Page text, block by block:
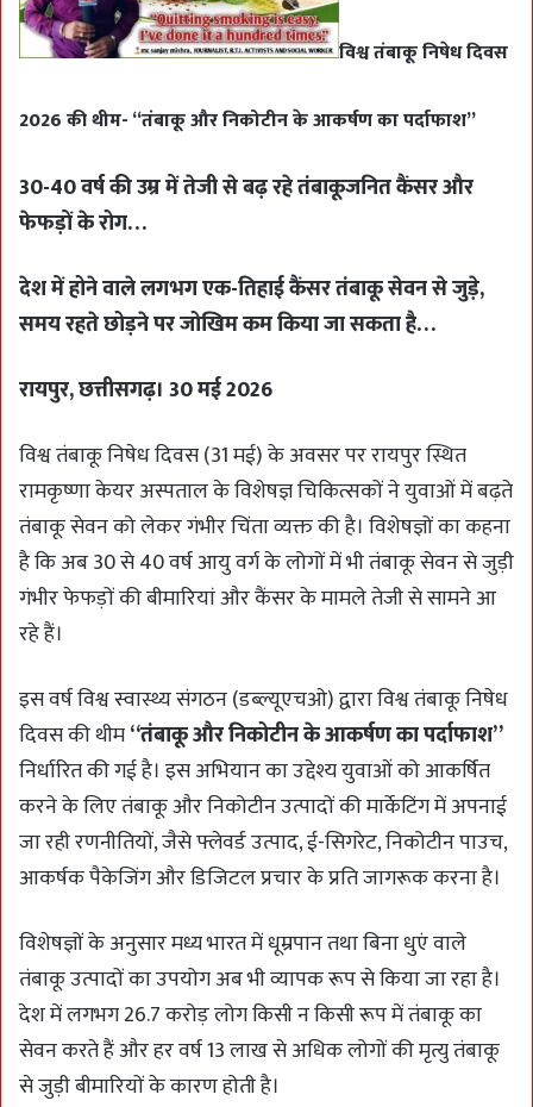
विश्व तंबाकू निषेध दिवस
2026 की थीम- “तंबाकू और निकोटीन के आकर्षण का पर्दाफाश”
30-40 वर्ष की उम्र में तेजी से बढ़ रहे तंबाकूजनित कैंसर और
फेफड़ों के रोग…
देश में होने वाले लगभग एक-तिहाई कैंसर तंबाकू सेवन से जुड़े,
समय रहते छोड़ने पर जोखिम कम किया जा सकता है…
रायपुर, छत्तीसगढ़। 30 मई 2026
विश्व तंबाकू निषेध दिवस (31 मई) के अवसर पर रायपुर स्थित
रामकृष्णा केयर अस्पताल के विशेषज्ञ चिकित्सकों ने युवाओं में बढ़ते
तंबाकू सेवन को लेकर गंभीर चिंता व्यक्त की है। विशेषज्ञों का कहना
है कि अब 30 से 40 वर्ष आयु वर्ग के लोगों में भी तंबाकू सेवन से जुड़ी
गंभीर फेफड़ों की बीमारियां और कैंसर के मामले तेजी से सामने आ
रहे हैं।
इस वर्ष विश्व स्वास्थ्य संगठन (डब्ल्यूएचओ) द्वारा विश्व तंबाकू निषेध
दिवस की थीम“तंबाकू और निकोटीन के आकर्षण का पर्दाफाश”
निर्धारित की गई है। इस अभियान का उद्देश्य युवाओं को आकर्षित
करने के लिए तंबाकू और निकोटीन उत्पादों की मार्केटिंग में अपनाई
जा रही रणनीतियों, जैसे फ्लेवर्ड उत्पाद, ई-सिगरेट, निकोटीन पाउच,
आकर्षक पैकेजिंग और डिजिटल प्रचार के प्रति जागरूक करना है।
विशेषज्ञों के अनुसार मध्य भारत में धूम्रपान तथा बिना धुएं वाले
तंबाकू उत्पादों का उपयोग अब भी व्यापक रूप से किया जा रहा है।
देश में लगभग 26.7 करोड़ लोग किसी न किसी रूप में तंबाकू का
सेवन करते हैं और हर वर्ष 13 लाख से अधिक लोगों की मृत्यु तंबाकू
से जुड़ी बीमारियों के कारण होती है।